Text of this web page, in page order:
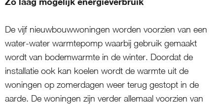
De vijf nieuwbouwwoningen worden voorzien van een
water-water warmtepomp waarbij gebruik gemaakt
wordt van bodemwarmte in de winter. Doordat de
installatie ook kan koelen wordt de warmte uit de
woningen op zomerdagen weer terug gestopt in de
aarde. De woningen zijn verder allemaal voorzien van